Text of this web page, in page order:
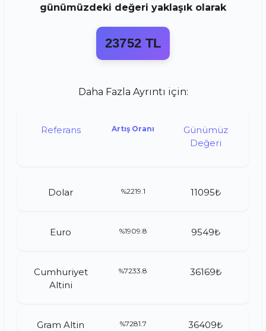
günümüzdeki değeri yaklaşık olarak
23752 TL
Daha Fazla Ayrıntı için:
Referans Artış Oranı
Günümüz
Değeri
Dolar %2219.1 11095₺
Euro %1909.8 9549₺
Cumhuriyet
Altini
%7233.8 36169₺
Gram Altin %7281.7 36409₺